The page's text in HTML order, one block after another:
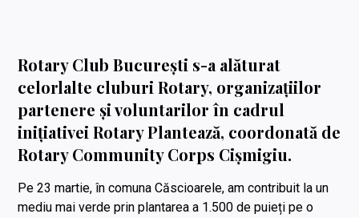
Rotary Club București s-a alăturat
celorlalte cluburi Rotary, organizațiilor
partenere și voluntarilor în cadrul
inițiativei Rotary Plantează, coordonată de
Rotary Community Corps Cișmigiu.
Pe 23 martie, în comuna Căscioarele, am contribuit la un
mediu mai verde prin plantarea a 1.500 de puieți pe o